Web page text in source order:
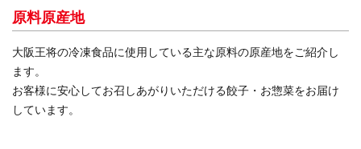
原料原産地
大阪王将の冷凍食品に使用している主な原料の原産地をご紹介し
ます。
お客様に安心してお召しあがりいただける餃子・お惣菜をお届け
しています。